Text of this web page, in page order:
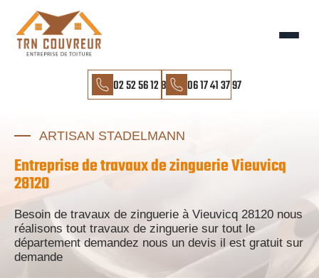
02 52 56 12 85 06 17 41 37 97
ARTISAN STADELMANN
Entreprise de travaux de zinguerie Vieuvicq
28120
Besoin de travaux de zinguerie à Vieuvicq 28120 nous
réalisons tout travaux de zinguerie sur tout le
département demandez nous un devis il est gratuit sur
demande